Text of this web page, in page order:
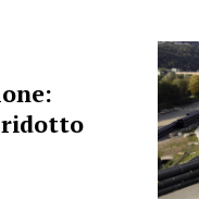
ridotto